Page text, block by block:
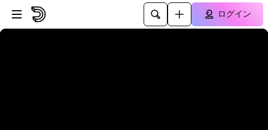
プレイヤーにスキップ
メインコンテンツにスキップ
ログイン